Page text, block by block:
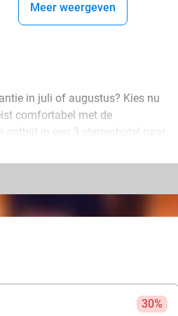
Meer weergeven
in juli of augustus? Kies nu
comfortabel met de
in een 3-sterrenhotel naar
of juist hippe wijken en
Berlijn: iedere stad heeft z’n eigen
30%